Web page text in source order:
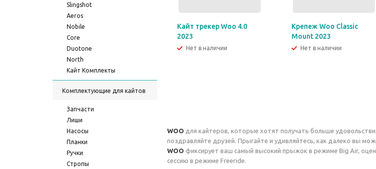
Slingshot
Aeros
Nobile
Core
Duotone
North
Кайт Комплекты
Комплектующие для кайтов
Запчасти
Лиши
Насосы
Планки
Ручки
Стропы
Кайт трекер Woo 4.0
2023
Нет в наличии
Крепеж Woo Classic
Mount 2023
Нет в наличии
WOO для кайтеров, которые хотят получать больше
поздравляйте друзей. Прыгайте и удивляйтесь, как далеко вы
WOO фиксирует ваш самый высокий прыжок в режиме Big Air,
сессию в режиме Freeride.